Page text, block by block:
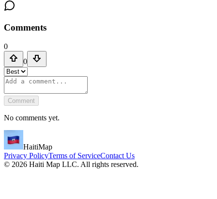
Comments
0
0
Comment
No comments yet.
HaitiMap
Privacy PolicyTerms of ServiceContact Us
© 2026 Haiti Map LLC. All rights reserved.